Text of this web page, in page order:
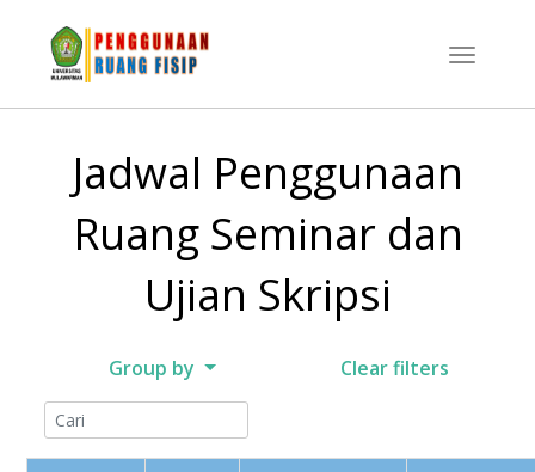
Jadwal Penggunaan
Ruang Seminar dan
Ujian Skripsi
Group by Clear filters